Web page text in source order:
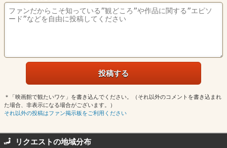
＊「映画館で観たいワケ」を書き込んでください。（それ以外のコメントを書き込まれ
た場合、非表示になる場合がございます。）
それ以外の投稿はファン掲示板をご利用ください
リクエストの地域分布